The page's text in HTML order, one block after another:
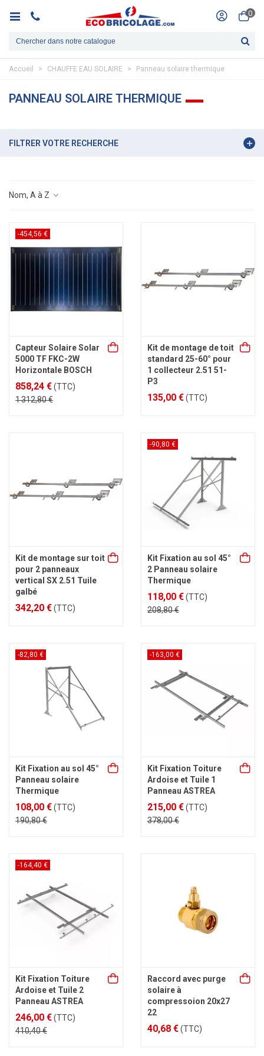
0
Accueil > CHAUFFE EAU SOLAIRE > Panneau solaire thermique
PANNEAU SOLAIRE THERMIQUE
FILTRER VOTRE RECHERCHE
Nom, A à Z
-454,56 €
Capteur Solaire Solar
5000 TF FKC-2W
Horizontale BOSCH
858,24 €(TTC)
1 312,80 €
Kit de montage de toit
standard 25-60° pour
1 collecteur 2.51 51-
P3
135,00 €(TTC)
Kit de montage sur toit
pour 2 panneaux
vertical SX 2.51 Tuile
galbé
342,20 €(TTC)
-90,80 €
Kit Fixation au sol 45°
2 Panneau solaire
Thermique
118,00 €(TTC)
208,80 €
-82,80 €
Kit Fixation au sol 45°
Panneau solaire
Thermique
108,00 €(TTC)
190,80 €
-163,00 €
Kit Fixation Toiture
Ardoise et Tuile 1
Panneau ASTREA
215,00 €(TTC)
378,00 €
-164,40 €
Kit Fixation Toiture
Ardoise et Tuile 2
Panneau ASTREA
246,00 €(TTC)
410,40 €
Raccord avec purge
solaire à
compressoion 20x27
22
40,68 €(TTC)